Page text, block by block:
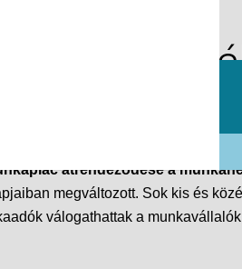
átrendeződése a
megváltozott. Sok kis és
válogathattak a